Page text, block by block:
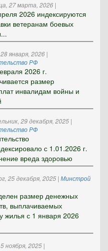
27 марта, 2026 |
2026 индексируются
ветеранам боевых
января, 2026 |
РФ
2026 г.
размер
инвалидам войны и
29 декабря, 2025 |
РФ
с 1.01.2026 г.
вреда здоровью
25 декабря, 2025 | Минстрой
размер денежных
выплачиваемых
жилья с 1 января 2026
ноября, 2025 |